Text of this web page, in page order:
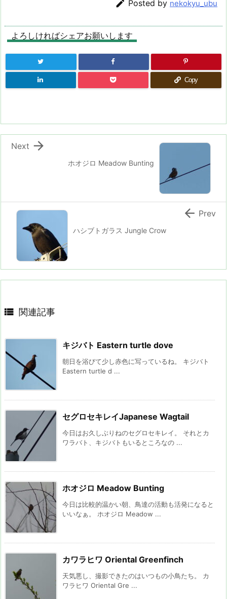
 Posted by nekokyu_ubu
よろしければシェアお願いします
Copy
ホオジロ Meadow Bunting

Next
ハシブトガラス Jungle Crow
 Prev
 関連記事
キジバト Eastern turtle dove
朝日を浴びて少し赤色に写っているね。 キジバト
Eastern turtle d ...
セグロセキレイJapanese Wagtail
今日はお久しぶりねのセグロセキレイ。 それとカ
ワラバト、キジバトもいるところなの ...
ホオジロ Meadow Bunting
今日は比較的温かい朝、鳥達の活動も活発になると
いいなぁ。 ホオジロ Meadow ...
カワラヒワ Oriental Greenfinch
天気悪し、撮影できたのはいつもの小鳥たち。 カ
ワラヒワ Oriental Gre ...